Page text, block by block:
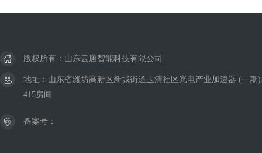
版权所有：山东云唐智能科技有限公司
地址：山东省潍坊高新区新城街道玉清社区光电产业加速器 (一期
415房间
备案号：